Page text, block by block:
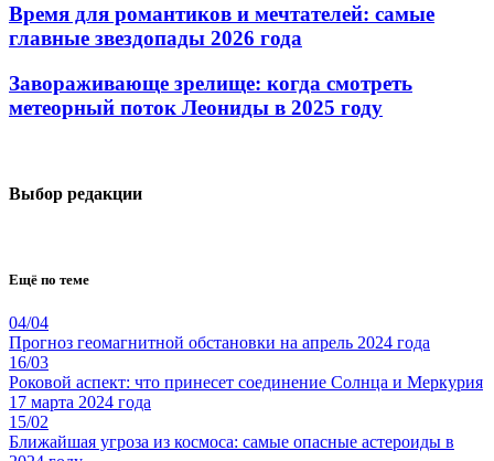
Время для романтиков и мечтателей: самые
главные звездопады 2026 года
Завораживающе зрелище: когда смотреть
метеорный поток Леониды в 2025 году
Выбор редакции
Ещё по теме
04/04
Прогноз геомагнитной обстановки на апрель 2024 года
16/03
Роковой аспект: что принесет соединение Солнца и Меркурия
17 марта 2024 года
15/02
Ближайшая угроза из космоса: самые опасные астероиды в